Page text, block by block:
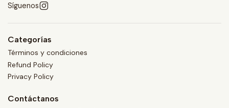
Síguenos
Categorías
Términos y condiciones
Refund Policy
Privacy Policy
Contáctanos